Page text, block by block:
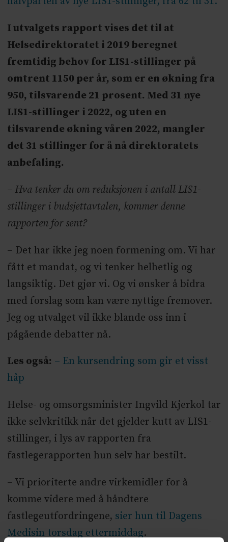
I utvalgets rapport vises det til at
Helsedirektoratet i 2019 beregnet
fremtidig behov for LIS1-stillinger på
omtrent 1150 per år, som er en økning fra
950, tilsvarende 21 prosent. Med 31 nye
LIS1-stillinger i 2022, og uten en
tilsvarende økning våren 2022, mangler
det 31 stillinger for å nå direktoratets
anbefaling.
– Hva tenker du om reduksjonen i antall LIS1-
stillinger i budsjettavtalen, kommer denne
rapporten for sent?
– Det har ikke jeg noen formening om. Vi har
fått et mandat, og vi tenker helhetlig og
langsiktig. Det gjør vi. Og vi ønsker å bidra
med forslag som kan være nyttige fremover.
Jeg og utvalget vil ikke blande oss inn i
pågående debatter nå.
Les også: – En kursendring som gir et visst
håp
Helse- og omsorgsminister Ingvild Kjerkol tar
ikke selvkritikk når det gjelder kutt av LIS1-
stillinger, i lys av rapporten fra
fastlegerapporten hun selv har bestilt.
– Vi prioriterte andre virkemidler for å
komme videre med å håndtere
fastlegeutfordringene, sier hun til Dagens
Medisin torsdag ettermiddag.